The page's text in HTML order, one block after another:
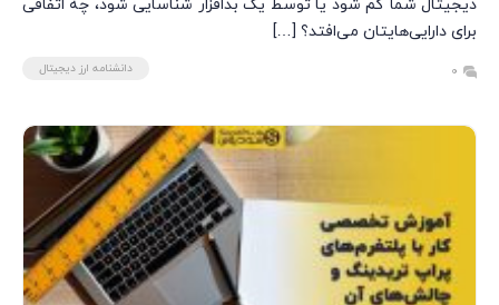
دیجیتال شما گم شود یا توسط یک بدافزار شناسایی شود، چه اتفاقی
برای دارایی‌هایتان می‌افتد؟ […]
0 دانشنامه ارز دیجیتال